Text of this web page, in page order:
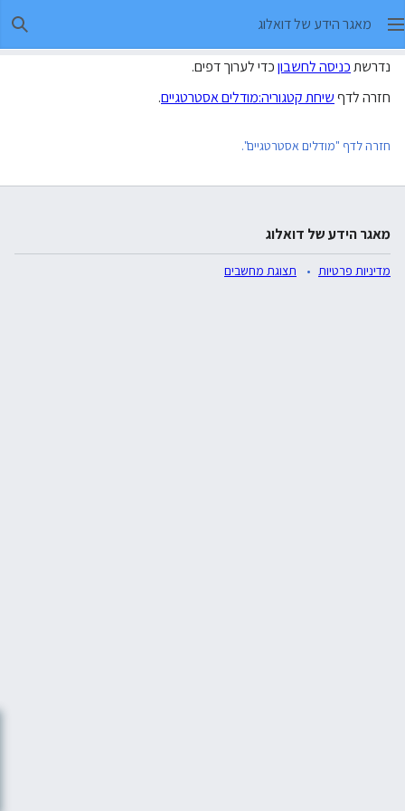
מאגר הידע של דואלוג
נדרשתכניסה לחשבוןכדי לערוך דפים.
חזרה לדףשיחת קטגוריה:מודלים אסטרטגיים.
חזרה לדף "מודלים אסטרטגיים".
מאגר הידע של דואלוג
מדיניות פרטיות תצוגת מחשבים